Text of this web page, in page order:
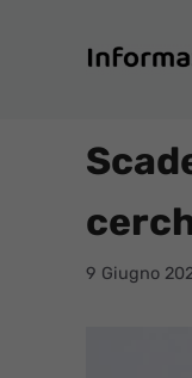
contenuto
9 Giugno